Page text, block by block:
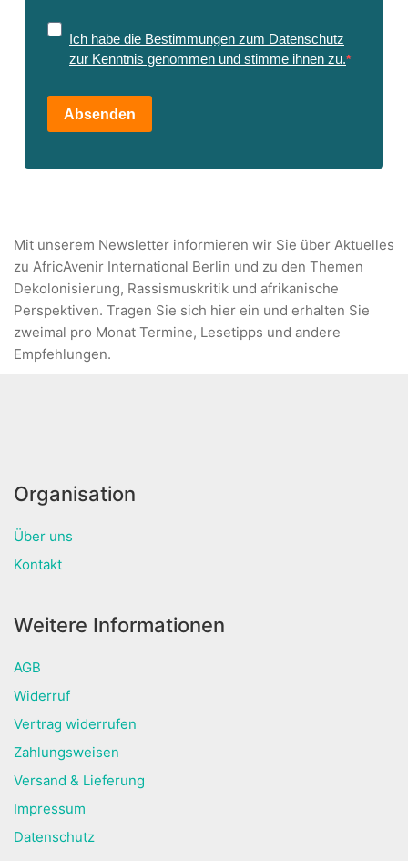
Ich habe die Bestimmungen zum Datenschutz
zur Kenntnis genommen und stimme ihnen zu.
Absenden
Mit unserem Newsletter informieren wir Sie über Aktuelles
zu AfricAvenir International Berlin und zu den Themen
Dekolonisierung, Rassismuskritik und afrikanische
Perspektiven. Tragen Sie sich hier ein und erhalten Sie
zweimal pro Monat Termine, Lesetipps und andere
Empfehlungen.
Organisation
Über uns
Kontakt
Weitere Informationen
AGB
Widerruf
Vertrag widerrufen
Zahlungsweisen
Versand & Lieferung
Impressum
Datenschutz